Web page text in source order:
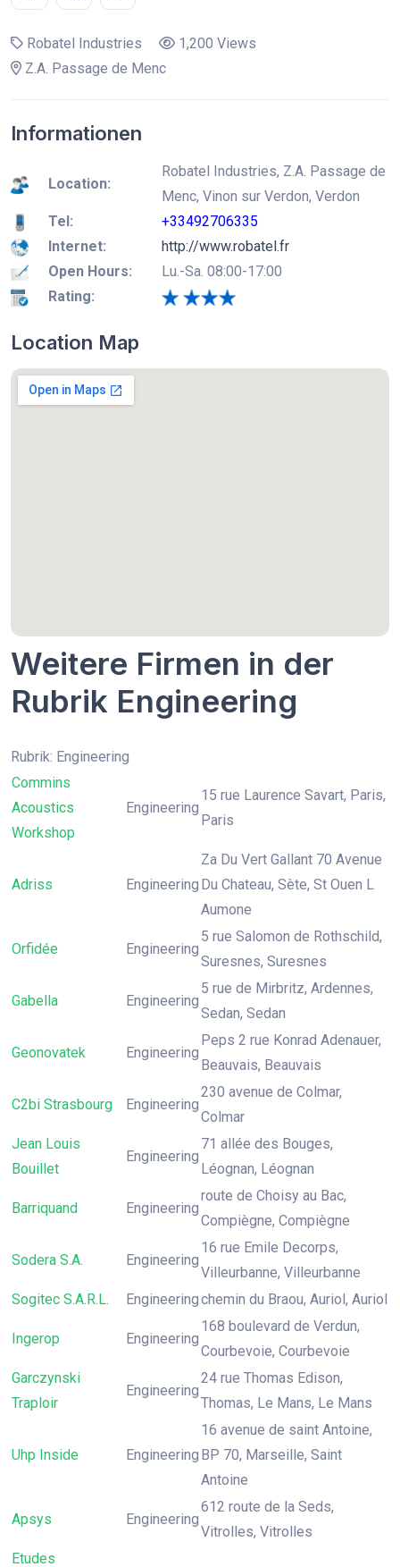
Robatel Industries
1,200 Views
Z.A. Passage de Menc
Informationen
Location:
Robatel Industries, Z.A. Passage de
Menc, Vinon sur Verdon, Verdon
Tel:
+33492706335
Internet:
http://www.robatel.fr
Open Hours:
Lu.-Sa. 08:00-17:00
Rating:
Location Map
Weitere Firmen in der
Rubrik Engineering
Rubrik: Engineering
Commins
Acoustics
Workshop
Engineering
15 rue Laurence Savart, Paris,
Paris
Adriss Engineering
Za Du Vert Gallant 70 Avenue
Du Chateau, Sète, St Ouen L
Aumone
Orfidée Engineering
5 rue Salomon de Rothschild,
Suresnes, Suresnes
Gabella Engineering
5 rue de Mirbritz, Ardennes,
Sedan, Sedan
Geonovatek Engineering
Peps 2 rue Konrad Adenauer,
Beauvais, Beauvais
C2bi Strasbourg Engineering
230 avenue de Colmar,
Colmar
Jean Louis
Bouillet
Engineering
71 allée des Bouges,
Léognan, Léognan
Barriquand Engineering
route de Choisy au Bac,
Compiègne, Compiègne
Sodera S.A. Engineering
16 rue Emile Decorps,
Villeurbanne, Villeurbanne
Sogitec S.A.R.L.
Engineeringchemin du Braou, Auriol, Auriol
Ingerop Engineering
168 boulevard de Verdun,
Courbevoie, Courbevoie
Garczynski
Traploir
Engineering
24 rue Thomas Edison,
Thomas, Le Mans, Le Mans
Uhp Inside Engineering
16 avenue de saint Antoine,
BP 70, Marseille, Saint
Antoine
Apsys Engineering
612 route de la Seds,
Vitrolles, Vitrolles
Etudes